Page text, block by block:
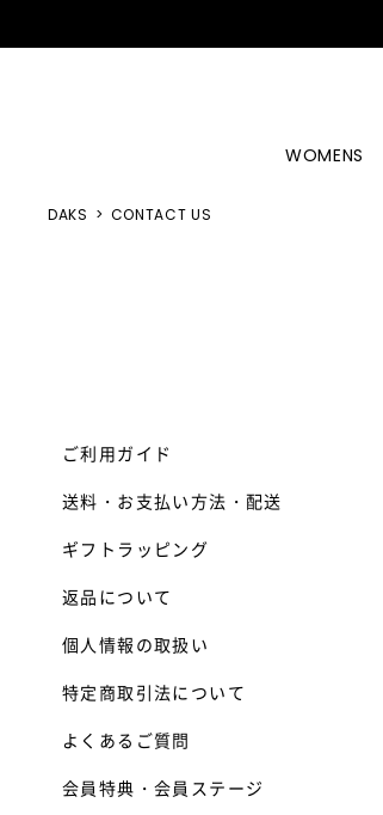
WOMENS
DAKS CONTACT US
ご利用ガイド
送料・お支払い方法・配送
ギフトラッピング
返品について
個人情報の取扱い
特定商取引法について
よくあるご質問
会員特典・会員ステージ